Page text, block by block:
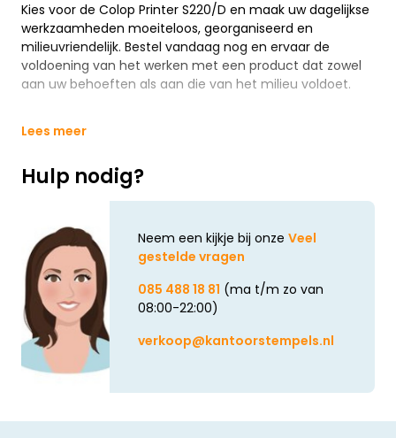
Kies voor de Colop Printer S220/D en maak uw dagelijkse
werkzaamheden moeiteloos, georganiseerd en
milieuvriendelijk. Bestel vandaag nog en ervaar de
voldoening van het werken met een product dat zowel
aan uw behoeften als aan die van het milieu voldoet.
Lees meer
Hulp nodig?
Neem een kijkje bij onze Veel
gestelde vragen
085 488 18 81 (ma t/m zo van
08:00-22:00)
verkoop@kantoorstempels.nl